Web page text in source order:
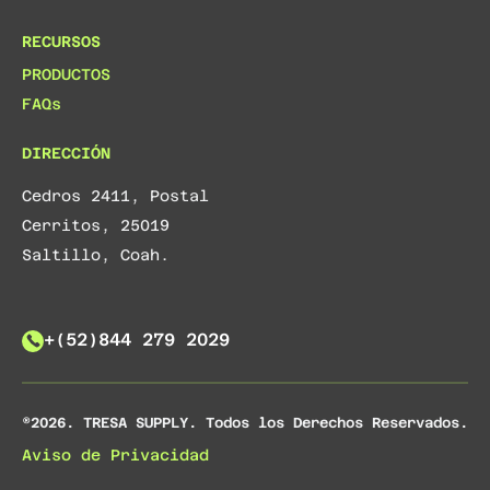
Si tienes alguna pregunta o inquietud
sobre nuestro Aviso de Privacidad, no
dudes en contactarnos a través de
ventas@tresasupply.com
RECURSOS
PRODUCTOS
FAQs
DIRECCIÓN
Cedros 2411, Postal
Cerritos, 25019
Saltillo, Coah.
+(52)844 279 2029
®2026. TRESA SUPPLY. Todos los Derechos Reservados.
Aviso de Privacidad